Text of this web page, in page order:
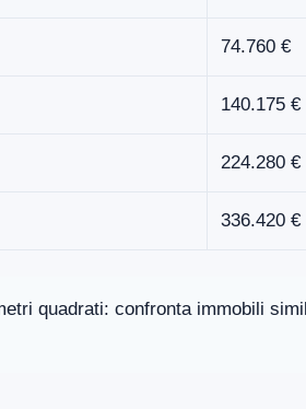
74.760 €
140.175 €
224.280 €
336.420 €
quadrati: confronta immobili